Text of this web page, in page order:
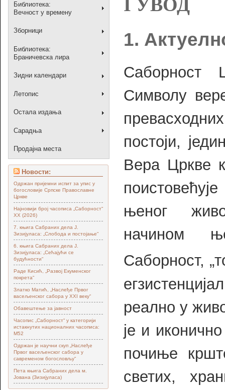
Библиотека:
Вечност у времену
Зборници
Библиотека:
Браничевска лира
Зидни календари
Летопис
Остала издања
Сарадња
Продајна места
Новости:
Одржан пријемни испит за упис у
богословије Српске Православне
Цркве
Најновији број часописа „Саборност“
XX (2026)
7. књига Сабраних дела Ј.
Зизијуласа: „Слобода и постојање“
6. књига Сабраних дела Ј.
Зизијуласа: „Сећајући се
будућности“
Раде Кисић, „Развој Екуменског
покрета“
Златко Матић, „Наслеђе Првог
васељенског сабора у XXI веку“
Обавештење за јавност
Часопис „Саборност“ у категорији
истакнутих националних часописа:
М52
Одржан је научни скуп „Наслеђе
Првог васељенског сабора у
савременом богословљу“
Пета књига Сабраних дела м.
Јована (Зизијуласа)
I УВОД
1.
Саборност
Символу
постоји,
Вера Цркве
њеног
начином
Саборност,
реално у
је и
почиње
светих,